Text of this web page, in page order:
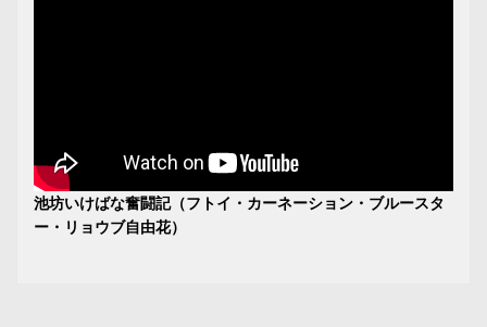
池坊いけばな奮闘記（フトイ・カーネーション・ブルースタ
ー・リョウブ自由花）